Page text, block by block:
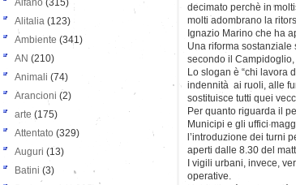
decimato perchè in
molti adombrano la
Ignazio Marino che ha
Una riforma sostanziale
secondo il
Lo slogan è “chi lavora
indennità ai ruoli, alle
sostituisce tutti quei
Per quanto riguarda il
Municipi e gli uffici
l’introduzione dei turni
aperti dalle 8.30 del
I vigili urbani, invece,
operative.
Alfano (315)
Alitalia (123)
Ambiente (341)
AN (210)
Animali (74)
Arancioni (2)
arte (175)
Attentato (329)
Auguri (13)
Batini (3)